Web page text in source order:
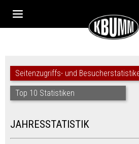
Seitenzugriffs- und
Top 10 Statistiken
JAHRESSTATISTIK